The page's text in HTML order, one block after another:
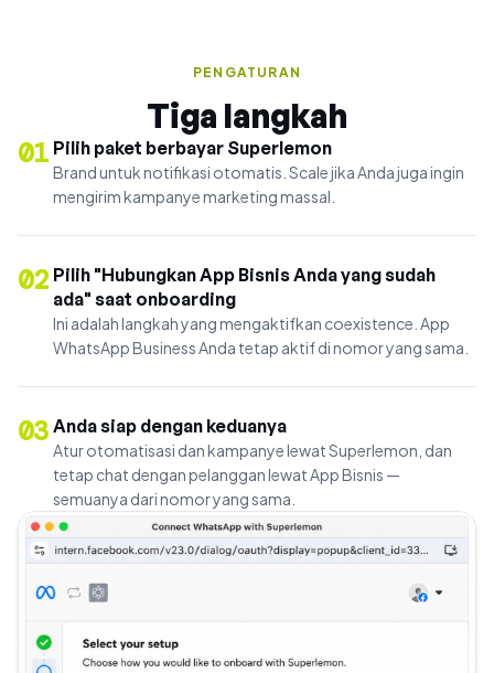
PENGATURAN
Tiga langkah
01 Pilih paket berbayar Superlemon
Brand untuk notifikasi otomatis. Scale jika Anda juga ingin
mengirim kampanye marketing massal.
02 Pilih "Hubungkan App Bisnis Anda yang sudah
ada" saat onboarding
Ini adalah langkah yang mengaktifkan coexistence. App
WhatsApp Business Anda tetap aktif di nomor yang sama.
03 Anda siap dengan keduanya
Atur otomatisasi dan kampanye lewat Superlemon, dan
tetap chat dengan pelanggan lewat App Bisnis —
semuanya dari nomor yang sama.